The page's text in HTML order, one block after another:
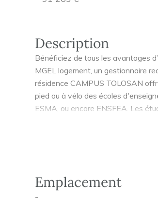
Description
Bénéficiez de tous les avantages
MGEL logement, un gestionnaire
résidence CAMPUS TOLOSAN
pied ou à vélo des écoles
ESMA, ou encore ENSFEA. Les
rapide au pôle universitaire de
La résidence a été conçue autour
d’îlot propice à la détente et au
Emplacement
-